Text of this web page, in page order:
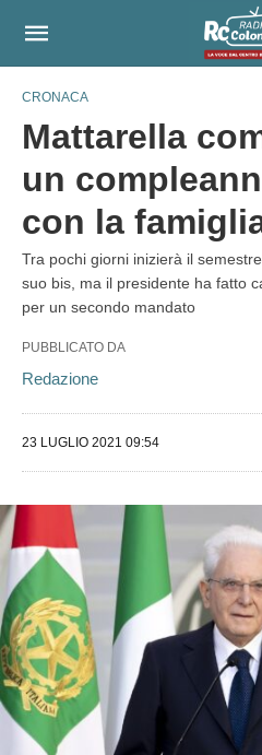
CRONACA
Mattarella
un
con la
Tra pochi giorni inizierà il
suo bis, ma il presidente ha fatto
per un secondo mandato
PUBBLICATO DA
Redazione
23 LUGLIO 2021 09:54